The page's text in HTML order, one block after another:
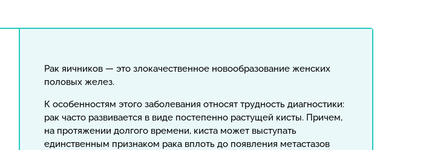
Рак яичников — это злокачественное новообразование женских
половых желез.
К особенностям этого заболевания относят трудность диагностики:
рак часто развивается в виде постепенно растущей кисты. Причем,
на протяжении долгого времени, киста может выступать
единственным признаком рака вплоть до появления метастазов